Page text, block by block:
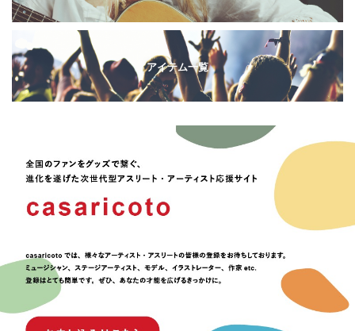
アイテム一覧